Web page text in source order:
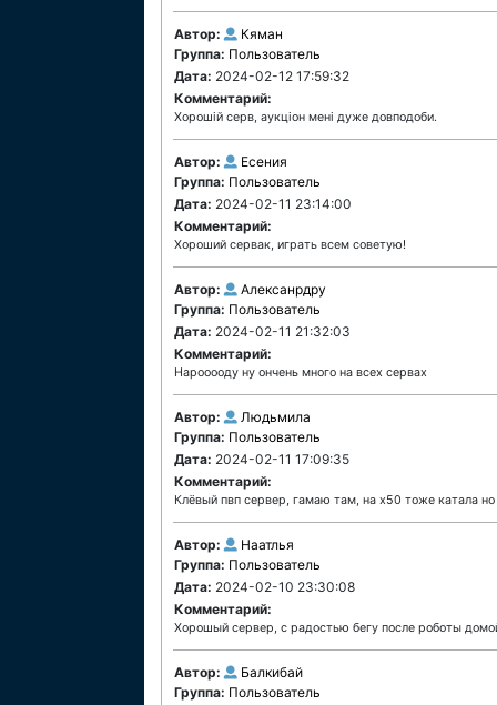
Автор:
Кяман
Группа: Пользователь
Дата: 2024-02-12 17:59:32
Комментарий:
Хорошій серв, аукціон менi дуже довподоби.
Автор:
Есения
Группа: Пользователь
Дата: 2024-02-11 23:14:00
Комментарий:
Хороший сервак, играть всем советую!
Автор:
Алексанрдру
Группа: Пользователь
Дата: 2024-02-11 21:32:03
Комментарий:
Нарооооду ну ончень много на всех сервах
Автор:
Людьмила
Группа: Пользователь
Дата: 2024-02-11 17:09:35
Комментарий:
Клёвый пвп сервер, гамаю там, на х50 тоже катала но
Автор:
Наатлья
Группа: Пользователь
Дата: 2024-02-10 23:30:08
Комментарий:
Хорошый сервер, с радостью бегу после роботы
Автор:
Балкибай
Группа: Пользователь